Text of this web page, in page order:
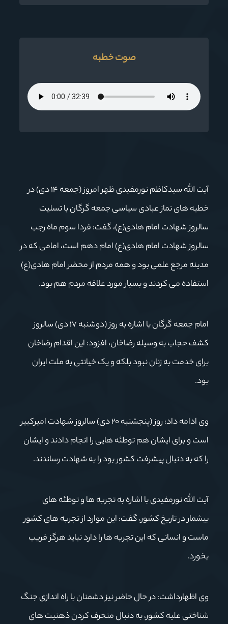
صوت خطبه
آیت الله سیدکاظم نورمفیدی ظهر امروز (جمعه ۱۴ دی) در
خطبه های نماز عبادی سیاسی جمعه گرگان با تسلیت
سالروز شهادت امام هادی(ع)، گفت: فردا سوم ماه رجب
سالروز شهادت امام هادی(ع) امام دهم است، امامی که در
مدینه مرجع علمی بود و همه مردم از محضر امام هادی(ع)
استفاده می کردند و بسیار مورد علاقه مردم هم بود.
امام جمعه گرگان با اشاره به روز (دوشنبه ۱۷ دی) سالروز
کشف حجاب به وسیله رضاخان، افزود: این اقدام رضاخان
برای خدمت به زنان نبود بلکه و یک خیانتی به ملت ایران
بود.
وی ادامه داد: روز (پنجشنبه ۲۰ دی) سالروز شهادت امیرکبیر
است و برای ایشان هم توطئه هایی را انجام دادند و ایشان
را که به دنبال پیشرفت کشور بود را به شهادت رساندند.
آیت الله نورمفیدی با اشاره به تجربه ها و توطئه های
بیشمار در تاریخ کشور، گفت: این موارد از تجربه های کشور
ماست و انسانی که این تجربه ها را دارد نباید هرگز فریب
بخورد.
وی اظهارداشت: در حال حاضر نیز دشمنان با راه اندازی جنگ
شناختی علیه کشور، به دنبال منحرف کردن ذهنیت های